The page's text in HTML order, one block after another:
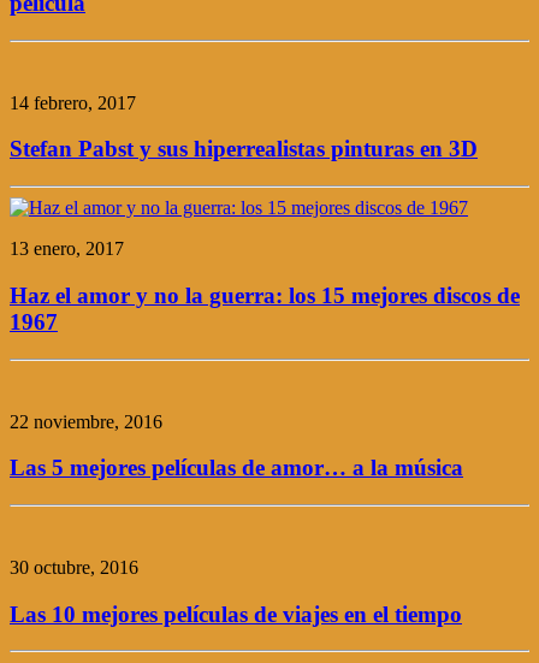
14 febrero, 2017
Stefan Pabst y sus hiperrealistas pinturas en 3D
13 enero, 2017
Haz el amor y no la guerra: los 15 mejores discos de
1967
22 noviembre, 2016
Las 5 mejores películas de amor… a la música
30 octubre, 2016
Las 10 mejores películas de viajes en el tiempo